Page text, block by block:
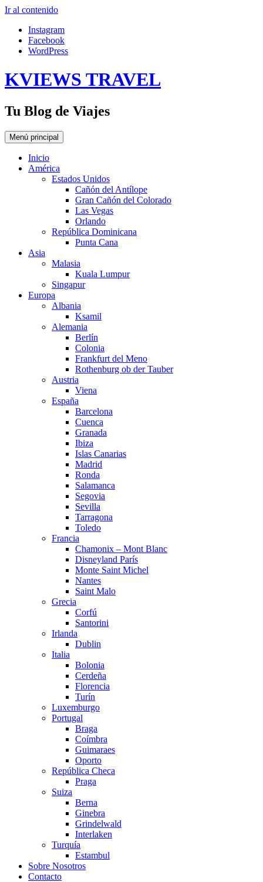
Ir al contenido
Instagram
Facebook
WordPress
KVIEWS TRAVEL
Tu Blog de Viajes
Menú principal
Inicio
América
Estados Unidos
Cañón del Antílope
Gran Cañón del Colorado
Las Vegas
Orlando
República Dominicana
Punta Cana
Asia
Malasia
Kuala Lumpur
Singapur
Europa
Albania
Ksamil
Alemania
Berlín
Colonia
Frankfurt del Meno
Rothenburg ob der Tauber
Austria
Viena
España
Barcelona
Cuenca
Granada
Ibiza
Islas Canarias
Madrid
Ronda
Salamanca
Segovia
Sevilla
Tarragona
Toledo
Francia
Chamonix – Mont Blanc
Disneyland París
Monte Saint Michel
Nantes
Saint Malo
Grecia
Corfú
Santorini
Irlanda
Dublin
Italia
Bolonia
Cerdeña
Florencia
Turín
Luxemburgo
Portugal
Braga
Coímbra
Guimaraes
Oporto
República Checa
Praga
Suiza
Berna
Ginebra
Grindelwald
Interlaken
Turquía
Estambul
Sobre Nosotros
Contacto